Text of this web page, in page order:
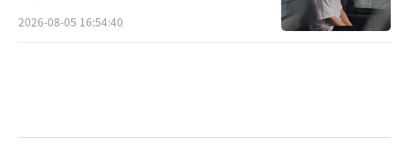
2026-08-05 16:54:40